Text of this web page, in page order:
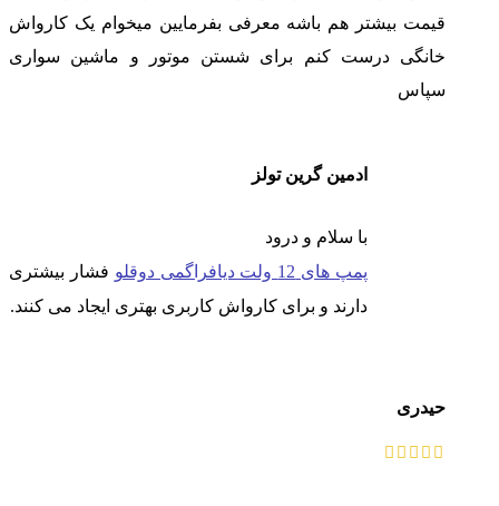
قیمت بیشتر هم باشه معرفی بفرمایین میخوام یک کارواش
خانگی درست کنم برای شستن موتور و ماشین سواری
سپاس
ادمین گرین تولز
با سلام و درود
پمپ های 12 ولت دیافراگمی دوقلو
فشار بیشتری
دارند و برای کارواش کاربری بهتری ایجاد می کنند.
حیدری